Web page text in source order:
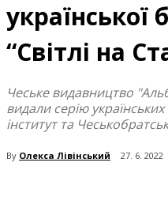
української
“Світлі на
Чеське видавництво
видали серію
інститут та
By Олекса Лівінський 27. 6. 2022